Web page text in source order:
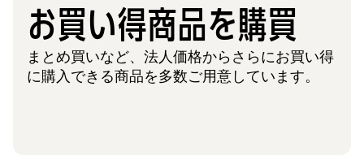
お買い得商品を購買
まとめ買いなど、法人価格からさらにお買い得
に購入できる商品を多数ご用意しています。